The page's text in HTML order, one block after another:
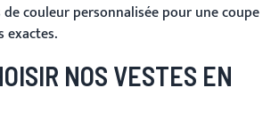
couleur personnalisée pour une coupe
exactes.
NOS VESTES EN